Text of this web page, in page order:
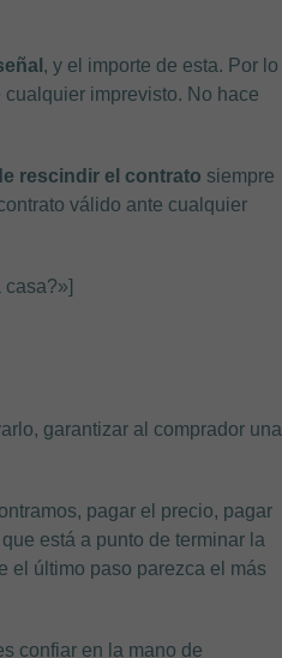
, y el importe de esta. Por lo
imprevisto. No hace
rescindir el contrato siempre
válido ante cualquier
garantizar al comprador una
pagar el precio, pagar
está a punto de terminar la
el último paso parezca el más
confiar en la mano de